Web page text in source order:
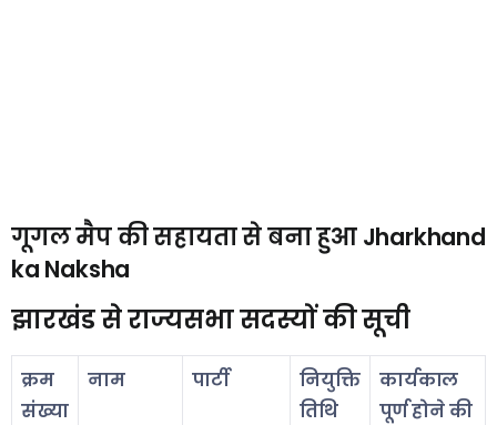
गूगल मैप की सहायता से बना हुआ Jharkhand
ka Naksha
झारखंड से राज्यसभा सदस्यों की सूची
क्रम
संख्या
नाम पार्टी
नियुक्ति
तिथि
कार्यकाल
पूर्ण होने की